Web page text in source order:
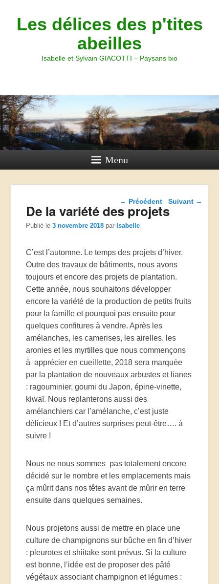
Les délices des p'tites
abeilles
Isabelle et Sylvain GIACOTTI – Paysans bio
Menu
Navigation dans les
← Précédent Suivant →
De la variété des projets
Publié le3 novembre 2018 par Isabelle
C’est l’automne. Le temps des projets d’hiver.
Outre des travaux de bâtiments, nous avons
toujours et encore des projets de plantation.
Cette année, nous souhaitons développer
encore la variété de la production de petits fruits
pour la famille et pourquoi pas ensuite pour
quelques confitures à vendre. Après les
amélanches, les camerises, les airelles, les
aronies et les myrtilles que nous commençons
à apprécier en cueillette, 2018 sera marquée
par la plantation de nouveaux arbustes et lianes
: ragouminier, goumi du Japon, épine-vinette,
kiwaï. Nous replanterons aussi des
amélanchiers car l’amélanche, c’est juste
délicieux ! Et d’autres surprises peut-être…. à
suivre !
Nous ne nous sommes pas totalement encore
décidé sur le nombre et les emplacements mais
ça mûrit dans nos têtes avant de mûrir en terre
ensuite dans quelques semaines.
Nous projetons aussi de mettre en place une
culture de champignons sur bûche en fin d’hiver
: pleurotes et shiitake sont prévus. Si la culture
est bonne, l’idée est de proposer des pâté
végétaux associant champignon et légumes :